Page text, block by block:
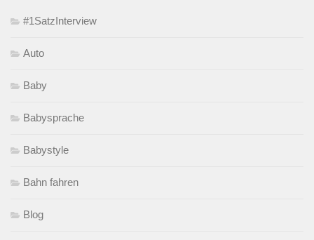
#1SatzInterview
Auto
Baby
Babysprache
Babystyle
Bahn fahren
Blog